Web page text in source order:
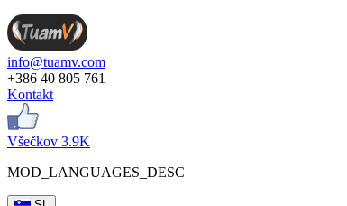
info@tuamv.com
+386 40 805 761
Kontakt
Všečkov 3.9K
MOD_LANGUAGES_DESC